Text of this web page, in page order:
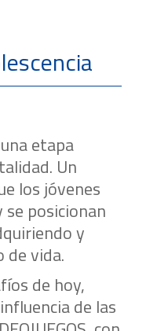
una etapa
Un
los jóvenes
posicionan
y
de vida.
de hoy,
de las